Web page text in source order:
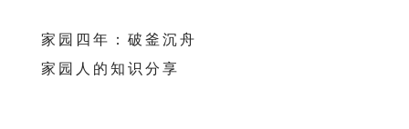
家园四年：破釜沉舟
家园人的知识分享